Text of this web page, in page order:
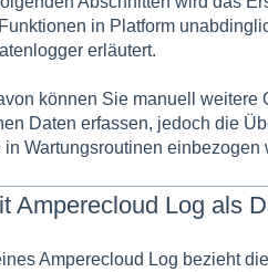
in Platform
erläutert.
können Sie manuell
Daten erfassen, jedoch die
Wartungsroutinen einbezogen
Amperecloud Log als
Amperecloud Log bezieht